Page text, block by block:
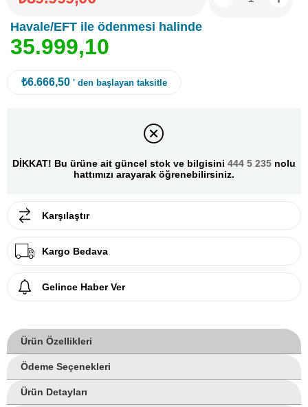
Havale/EFT ile ödenmesi halinde
35.999,10
₺6.666,50 ' den başlayan taksitle
DİKKAT! Bu ürüne ait güncel stok ve bilgisini 444 5 235 nolu
hattımızı arayarak öğrenebilirsiniz.
Karşılaştır
Kargo Bedava
Gelince Haber Ver
Ürün Özellikleri
Ödeme Seçenekleri
Ürün Detayları